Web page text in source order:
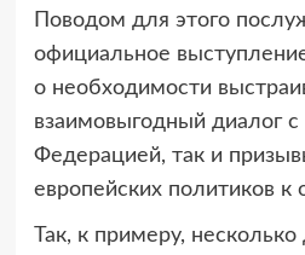
Поводом для этого
официальное
о необходимости
взаимовыгодный диалог с
Федерацией, так и
европейских политиков к
Так, к примеру, несколько